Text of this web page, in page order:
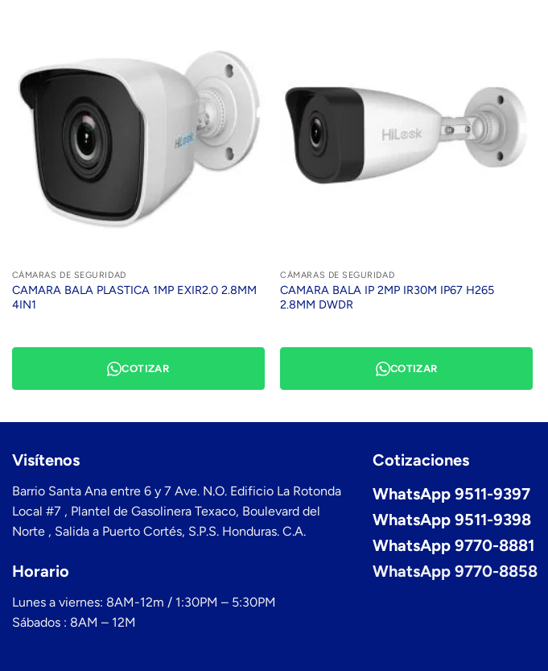
CÁMARAS DE SEGURIDAD
CAMARA BALA PLASTICA 1MP EXIR2.0 2.8MM
4IN1
COTIZAR
CÁMARAS DE SEGURIDAD
CAMARA BALA IP 2MP IR30M IP67 H265
2.8MM DWDR
COTIZAR
Visítenos
Barrio Santa Ana entre 6 y 7 Ave. N.O. Edificio La Rotonda
Local #7 , Plantel de Gasolinera Texaco, Boulevard del
Norte , Salida a Puerto Cortés, S.P.S. Honduras. C.A.
Horario
Lunes a viernes: 8AM-12m / 1:30PM – 5:30PM
Sábados : 8AM – 12M
Cotizaciones
WhatsApp 9511-9397
WhatsApp 9511-9398
WhatsApp 9770-8881
WhatsApp 9770-8858